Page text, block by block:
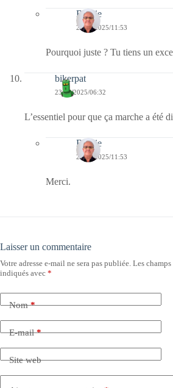
Bernie
23/04/2025/11:53
Pourquoi juste ? Tu tiens un
bikerpat
23/04/2025/06:32
L’essentiel pour que ça marche a été
Bernie
23/04/2025/11:53
Merci.
Laisser un commentaire
Votre adresse e-mail ne sera pas publiée. Les
indiqués avec *
Nom*
E-mail*
Site web